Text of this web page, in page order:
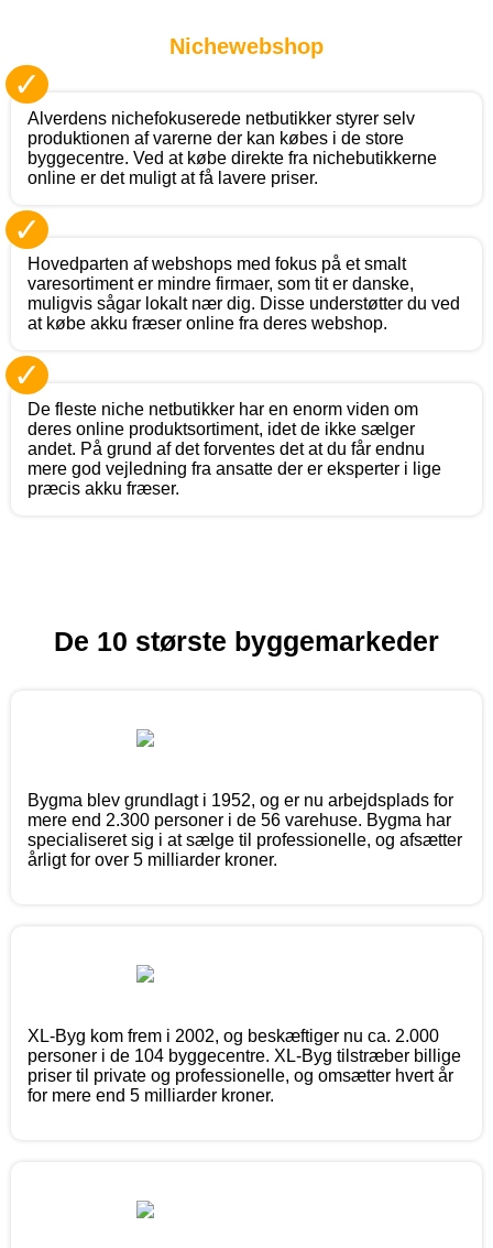
Nichewebshop
✓
Alverdens nichefokuserede netbutikker styrer selv
produktionen af varerne der kan købes i de store
byggecentre. Ved at købe direkte fra nichebutikkerne
online er det muligt at få lavere priser.
✓
Hovedparten af webshops med fokus på et smalt
varesortiment er mindre firmaer, som tit er danske,
muligvis sågar lokalt nær dig. Disse understøtter du ved
at købe akku fræser online fra deres webshop.
✓
De fleste niche netbutikker har en enorm viden om
deres online produktsortiment, idet de ikke sælger
andet. På grund af det forventes det at du får endnu
mere god vejledning fra ansatte der er eksperter i lige
præcis akku fræser.
De 10 største byggemarkeder
Bygma blev grundlagt i 1952, og er nu arbejdsplads for
mere end 2.300 personer i de 56 varehuse. Bygma har
specialiseret sig i at sælge til professionelle, og afsætter
årligt for over 5 milliarder kroner.
XL-Byg kom frem i 2002, og beskæftiger nu ca. 2.000
personer i de 104 byggecentre. XL-Byg tilstræber billige
priser til private og professionelle, og omsætter hvert år
for mere end 5 milliarder kroner.